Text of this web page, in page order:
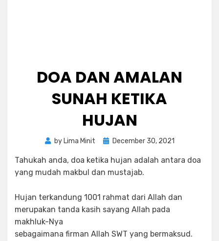
DOA DAN AMALAN
SUNAH KETIKA
HUJAN
by Lima Minit
PostedDecember 30, 2021
Tahukah anda, doa ketika hujan adalah antara doa
yang mudah makbul dan mustajab.
Hujan terkandung 1001 rahmat dari Allah dan
merupakan tanda kasih sayang Allah pada
makhluk-Nya
sebagaimana firman Allah SWT yang bermaksud.